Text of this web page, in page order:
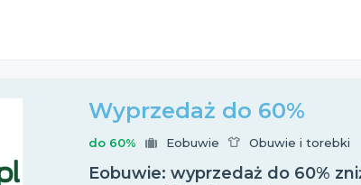
Wyprzedaż do 60%
do 60% Eobuwie Obuwie i torebki
Eobuwie: wyprzedaż do 60%